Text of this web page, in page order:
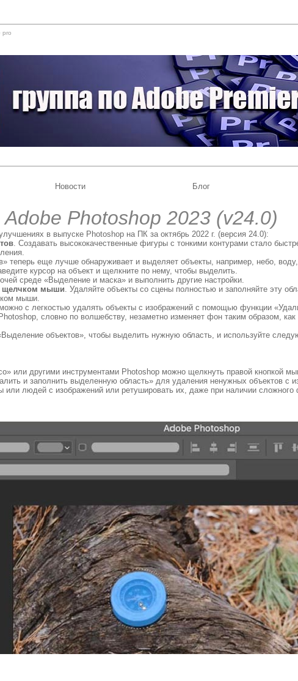
pro
Новости Блог
Adobe Photoshop 2023 (v24.0)
в выпуске Photoshop на ПК за октябрь 2022 г. (версия 24.0):
. Создавать высококачественные фигуры с тонкими контурами стало
теперь еще лучше обнаруживает и выделяет объекты, например, небо,
курсор на объект и щелкните по нему, чтобы выделить.
среде «Выделение и маска» и выполнить другие настройки.
щелчком мыши . Удаляйте объекты со сцены полностью и заполняйте эту
мыши.
с легкостью удалять объекты с изображений с помощью функции
словно по волшебству, незаметно изменяет фон таким образом, как
объектов», чтобы выделить нужную область, и используйте
или другими инструментами Photoshop можно щелкнуть правой кнопкой
и заполнить выделенную область» для удаления ненужных объектов с
или людей с изображений или ретушировать их, даже при наличии сложного